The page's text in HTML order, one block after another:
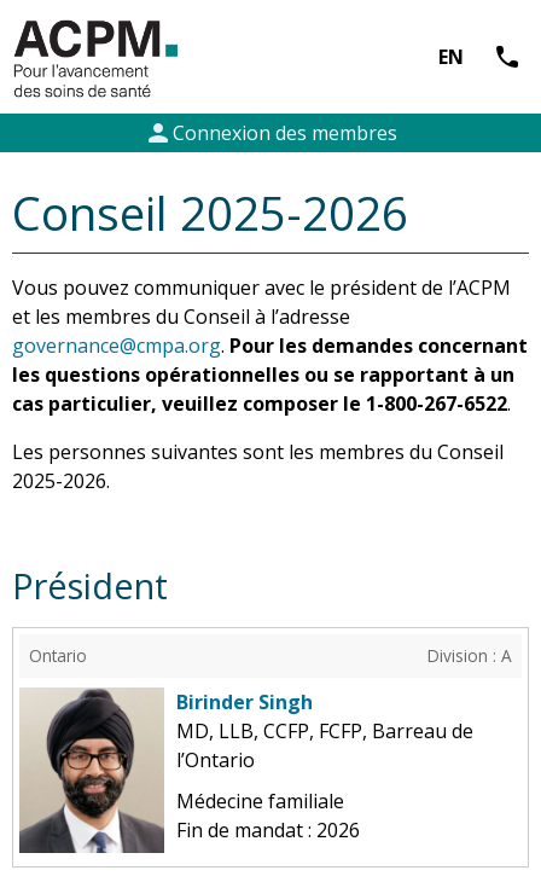
EN call
personConnexion des membres
Conseil 2025-2026
Vous pouvez communiquer avec le président de l’ACPM
et les membres du Conseil à l’adresse
governance@cmpa.org. Pour les demandes concernant
les questions opérationnelles ou se rapportant à un
cas particulier, veuillez composer le 1-800-267-6522.
Les personnes suivantes sont les membres du Conseil
2025-2026.
Président
Ontario Division : A
Birinder Singh
MD, LLB, CCFP, FCFP, Barreau de
l’Ontario
Médecine familiale
Fin de mandat : 2026